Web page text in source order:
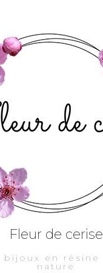
Fleur de cerise
bijoux en résine
nature